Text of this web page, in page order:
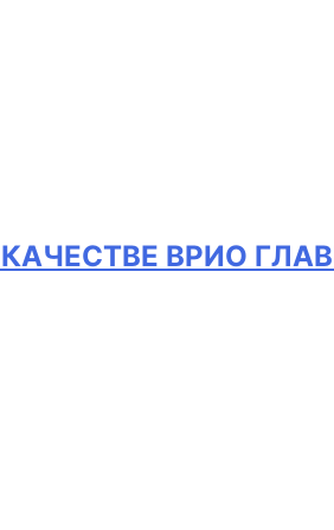
ВРИО